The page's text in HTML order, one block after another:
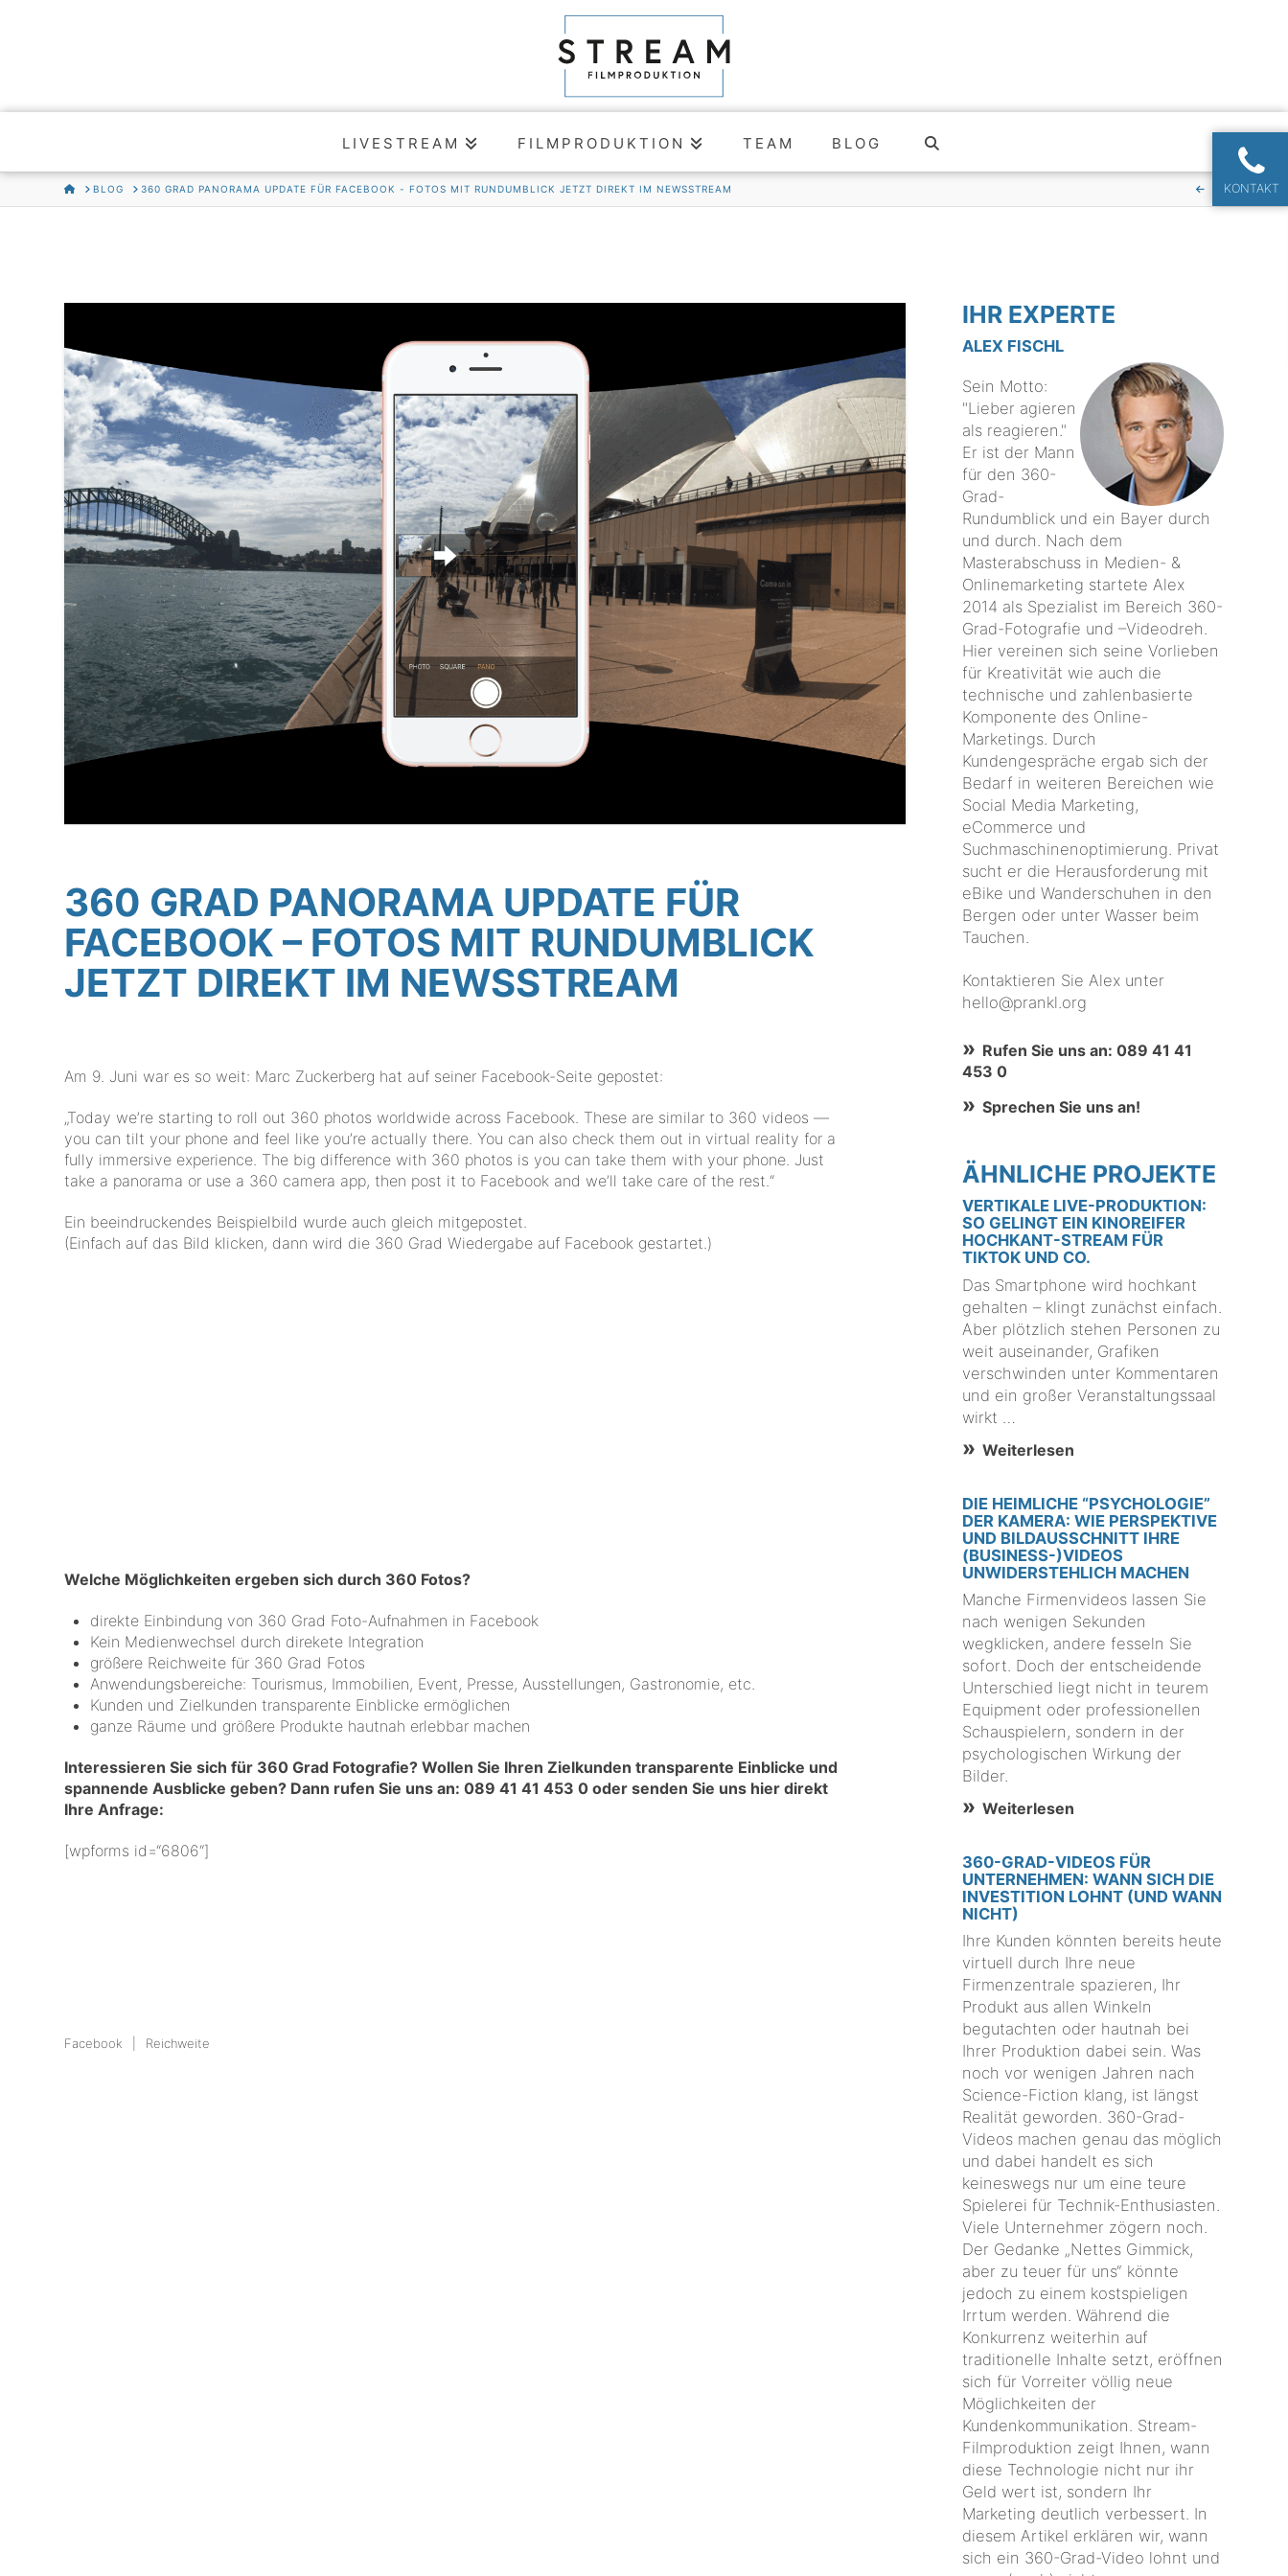
LIVESTREAM FILMPRODUKTION TEAM BLOG
HOMEBLOG 360 GRAD PANORAMA UPDATE FÜR FACEBOOK - FOTOS MIT RUNDUMBLICK JETZT DIREKT IM NEWSSTREAM KONTAKT
360 GRAD PANORAMA UPDATE FÜR
FACEBOOK – FOTOS MIT RUNDUMBLICK
JETZT DIREKT IM NEWSSTREAM
Am 9. Juni war es so weit: Marc Zuckerberg hat auf seiner Facebook-Seite gepostet:
„Today we’re starting to roll out 360 photos worldwide across Facebook. These are similar to 360 videos —
you can tilt your phone and feel like you’re actually there. You can also check them out in virtual reality for a
fully immersive experience. The big difference with 360 photos is you can take them with your phone. Just
take a panorama or use a 360 camera app, then post it to Facebook and we’ll take care of the rest.“
Ein beeindruckendes Beispielbild wurde auch gleich mitgepostet.
(Einfach auf das Bild klicken, dann wird die 360 Grad Wiedergabe auf Facebook gestartet.)
Welche Möglichkeiten ergeben sich durch 360 Fotos?
direkte Einbindung von 360 Grad Foto-Aufnahmen in Facebook
Kein Medienwechsel durch direkete Integration
größere Reichweite für 360 Grad Fotos
Anwendungsbereiche: Tourismus, Immobilien, Event, Presse, Ausstellungen, Gastronomie, etc.
Kunden und Zielkunden transparente Einblicke ermöglichen
ganze Räume und größere Produkte hautnah erlebbar machen
Interessieren Sie sich für 360 Grad Fotografie? Wollen Sie Ihren Zielkunden transparente Einblicke und
spannende Ausblicke geben? Dann rufen Sie uns an: 089 41 41 453 0 oder senden Sie uns hier direkt
Ihre Anfrage:
[wpforms id=“6806“]
Facebook Reichweite
IHR EXPERTE
ALEX FISCHL
Sein Motto:
"Lieber agieren
als reagieren."
Er ist der Mann
für den 360-
Grad-
Rundumblick und ein Bayer durch
und durch. Nach dem
Masterabschuss in Medien- &
Onlinemarketing startete Alex
2014 als Spezialist im Bereich 360-
Grad-Fotografie und –Videodreh.
Hier vereinen sich seine Vorlieben
für Kreativität wie auch die
technische und zahlenbasierte
Komponente des Online-
Marketings. Durch
Kundengespräche ergab sich der
Bedarf in weiteren Bereichen wie
Social Media Marketing,
eCommerce und
Suchmaschinenoptimierung. Privat
sucht er die Herausforderung mit
eBike und Wanderschuhen in den
Bergen oder unter Wasser beim
Tauchen.
Kontaktieren Sie Alex unter
hello@prankl.org
Rufen Sie uns an: 089 41 41
453 0
Sprechen Sie uns an!
ÄHNLICHE PROJEKTE
VERTIKALE LIVE-PRODUKTION:
SO GELINGT EIN KINOREIFER
HOCHKANT-STREAM FÜR
TIKTOK UND CO.
Das Smartphone wird hochkant
gehalten – klingt zunächst einfach.
Aber plötzlich stehen Personen zu
weit auseinander, Grafiken
verschwinden unter Kommentaren
und ein großer Veranstaltungssaal
wirkt …
Weiterlesen
DIE HEIMLICHE “PSYCHOLOGIE”
DER KAMERA: WIE PERSPEKTIVE
UND BILDAUSSCHNITT IHRE
(BUSINESS-)VIDEOS
UNWIDERSTEHLICH MACHEN
Manche Firmenvideos lassen Sie
nach wenigen Sekunden
wegklicken, andere fesseln Sie
sofort. Doch der entscheidende
Unterschied liegt nicht in teurem
Equipment oder professionellen
Schauspielern, sondern in der
psychologischen Wirkung der
Bilder.
Weiterlesen
360-GRAD-VIDEOS FÜR
UNTERNEHMEN: WANN SICH DIE
INVESTITION LOHNT (UND WANN
NICHT)
Ihre Kunden könnten bereits heute
virtuell durch Ihre neue
Firmenzentrale spazieren, Ihr
Produkt aus allen Winkeln
begutachten oder hautnah bei
Ihrer Produktion dabei sein. Was
noch vor wenigen Jahren nach
Science-Fiction klang, ist längst
Realität geworden. 360-Grad-
Videos machen genau das möglich
und dabei handelt es sich
keineswegs nur um eine teure
Spielerei für Technik-Enthusiasten.
Viele Unternehmer zögern noch.
Der Gedanke „Nettes Gimmick,
aber zu teuer für uns“ könnte
jedoch zu einem kostspieligen
Irrtum werden. Während die
Konkurrenz weiterhin auf
traditionelle Inhalte setzt, eröffnen
sich für Vorreiter völlig neue
Möglichkeiten der
Kundenkommunikation. Stream-
Filmproduktion zeigt Ihnen, wann
diese Technologie nicht nur ihr
Geld wert ist, sondern Ihr
Marketing deutlich verbessert. In
diesem Artikel erklären wir, wann
sich ein 360-Grad-Video lohnt und